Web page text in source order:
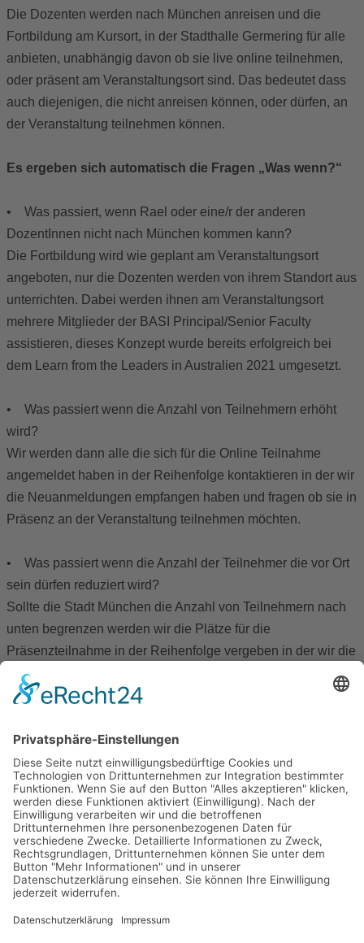
Die Dozenten werden nach München anreisen und die
Fortbildung am Kursort, in der Stadthalle Germering für alle
anbieten, unabhängig davon ob sie live online teilnehmen,
oder präsent am Veranstaltungsort sind. Das bedeutet dass
auch diejenigen, die nicht anreisen können, oder dürfen, an
der Veranstaltung teilnehmen können.
Es ergeben sich automatisch die Fragen „Was wenn?“
• Was passiert, wenn Rael oder eine/r der anderen
DozentInnen nicht nach München kommen kann?
Die Fortbildung wird wie geplant am Veranstaltungsort
angeboten, nur die Dozenten werden von ihrem Standort aus
unterrichten. Dabei werden ihnen am Veranstaltungsort
mehrere Mitglieder der BASI Principal/Senior Faculty
assistieren, dieses Konzept wurde bereits erfolgreich bei
dem Learn from the Leaders in Australien 2021 umgesetzt.
• Was passiert wenn die Anzahl von Teilnehmern erhöht
wird?
Wir werden dann alle die sich für die Online Teilnahme
angemeldet haben in der Reihenfolge kontaktieren in der wir
die Neuanmeldungen empfangen haben und fragen ob sie in
Präsenz an der Veranstaltung teilnehmen möchten.
• Was passiert wenn die Anzahl der Teilnehmer die vor Ort
sein dürfen reduziert wird?
Sollte die Stadt München die Anzahl von Teilnehmern nach
unten begrenzen werden wir die Plätze für die
Präsenzteilnahme in der Reihenfolge vergeben in der wir die
Anmeldungen erhalten haben.
Follow us on:
Facebook-f Instagram
Shop
Als Ausbildungsinstitut anerkannt von: